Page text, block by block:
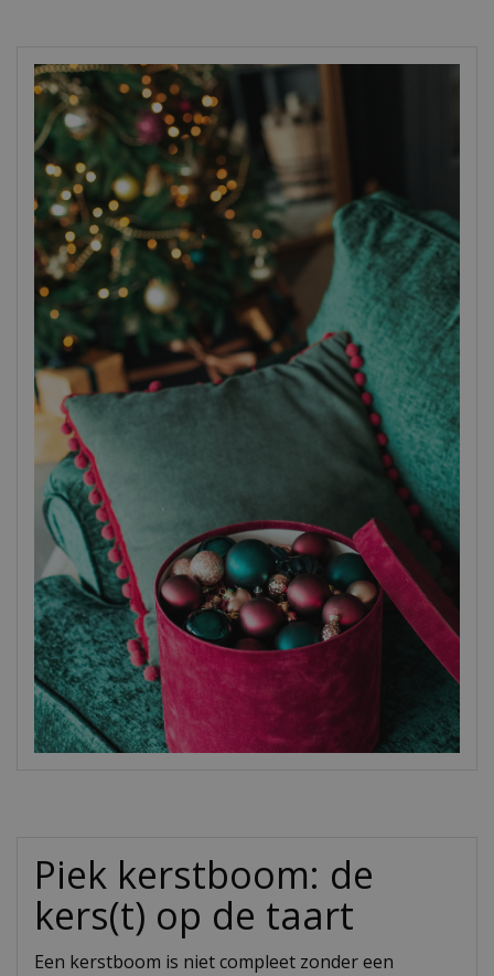
Piek kerstboom: de
kers(t) op de taart
Een kerstboom is niet compleet zonder een